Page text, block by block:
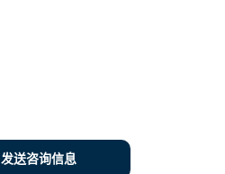
发送咨询信息